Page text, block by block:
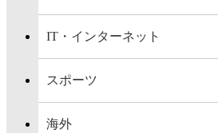
IT・インターネット
スポーツ
海外